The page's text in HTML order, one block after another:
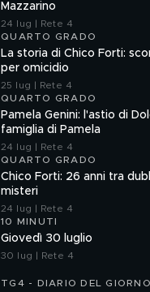
Mazzarino
24 lug | Rete 4
QUARTO GRADO
La storia di Chico Forti:
per omicidio
25 lug | Rete 4
QUARTO GRADO
Pamela Genini: l'astio di
famiglia di Pamela
24 lug | Rete 4
QUARTO GRADO
Chico Forti: 26 anni tra
misteri
24 lug | Rete 4
10 MINUTI
Giovedì 30 luglio
30 lug | Rete 4
TG4 - DIARIO DEL GIORNO